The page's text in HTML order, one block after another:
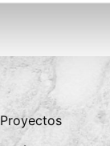
Proyectos